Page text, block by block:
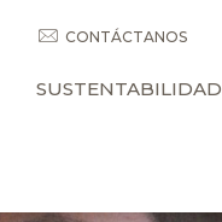
CONTÁCTANOS
SUSTENTABILIDAD